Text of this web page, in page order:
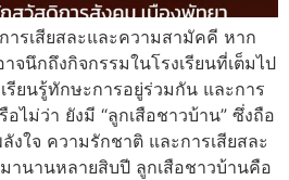
ารเสียสละและความสามัคคี หาก
จนึกถึงกิจกรรมในโรงเรียนที่เต็มไป
ยนรู้ทักษะการอยู่ร่วมกัน และการ
ไม่ว่า ยังมี “ลูกเสือชาวบ้าน” ซึ่งถือ
งใจ ความรักชาติ และการเสียสละ
านานหลายสิบปี ลูกเสือชาวบ้านคือ